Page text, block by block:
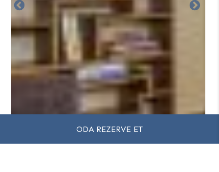
ODA REZERVE ET